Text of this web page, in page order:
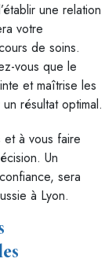
une relation
votre
de soins.
vous que le
et maîtrise les
résultat optimal.
et à vous faire
Un
sera
à Lyon.